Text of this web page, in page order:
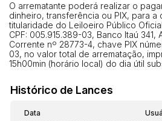
O arrematante poderá realizar o
dinheiro, transferência ou PIX, para
titularidade do Leiloeiro Público
CPF: 005.915.389-03, Banco Itaú 341,
Corrente nº 28773-4, chave PIX
03, no valor total de arrematação,
15h00min (horário local) do dia útil
Histórico de Lances
Data